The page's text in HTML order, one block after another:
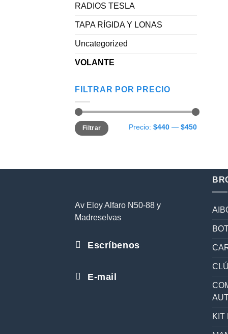
RADIOS TESLA
TAPA RÍGIDA Y LONAS
Uncategorized
VOLANTE
FILTRAR POR PRECIO
Precio
mínimo
Precio
máximo
Filtrar Precio: $440 — $450
Av Eloy Alfaro N50-88 y
Madreselvas
Escríbenos
E-mail
KIT